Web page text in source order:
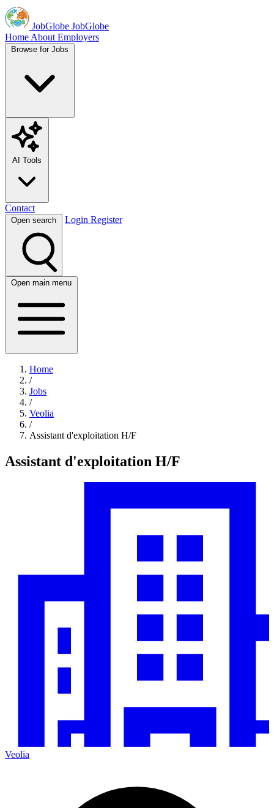
JobGlobe JobGlobe
Home About Employers
Browse for Jobs
AI Tools
Contact
Open search Login Register
Open main menu
Home
/
Jobs
/
Veolia
/
Assistant d'exploitation H/F
Assistant d'exploitation H/F
Veolia